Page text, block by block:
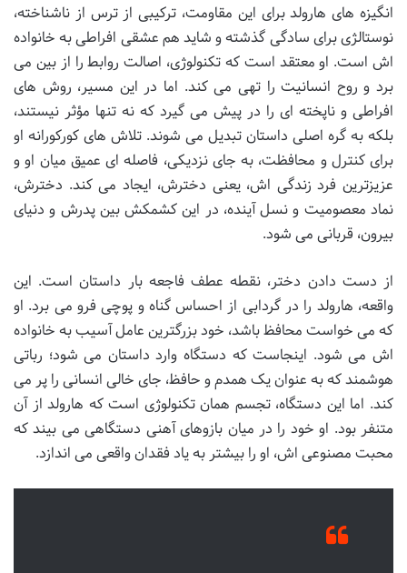
انگیزه های هارولد برای این مقاومت، ترکیبی از ترس از ناشناخته،
نوستالژی برای سادگی گذشته و شاید هم عشقی افراطی به خانواده
اش است. او معتقد است که تکنولوژی، اصالت روابط را از بین می
برد و روح انسانیت را تهی می کند. اما در این مسیر، روش های
افراطی و ناپخته ای را در پیش می گیرد که نه تنها مؤثر نیستند،
بلکه به گره اصلی داستان تبدیل می شوند. تلاش های کورکورانه او
برای کنترل و محافظت، به جای نزدیکی، فاصله ای عمیق میان او و
عزیزترین فرد زندگی اش، یعنی دخترش، ایجاد می کند. دخترش،
نماد معصومیت و نسل آینده، در این کشمکش بین پدرش و دنیای
بیرون، قربانی می شود.
از دست دادن دختر، نقطه عطف فاجعه بار داستان است. این
واقعه، هارولد را در گردابی از احساس گناه و پوچی فرو می برد. او
که می خواست محافظ باشد، خود بزرگترین عامل آسیب به خانواده
اش می شود. اینجاست که دستگاه وارد داستان می شود؛ رباتی
هوشمند که به عنوان یک همدم و حافظ، جای خالی انسانی را پر می
کند. اما این دستگاه، تجسم همان تکنولوژی است که هارولد از آن
متنفر بود. او خود را در میان بازوهای آهنی دستگاهی می بیند که
محبت مصنوعی اش، او را بیشتر به یاد فقدان واقعی می اندازد.